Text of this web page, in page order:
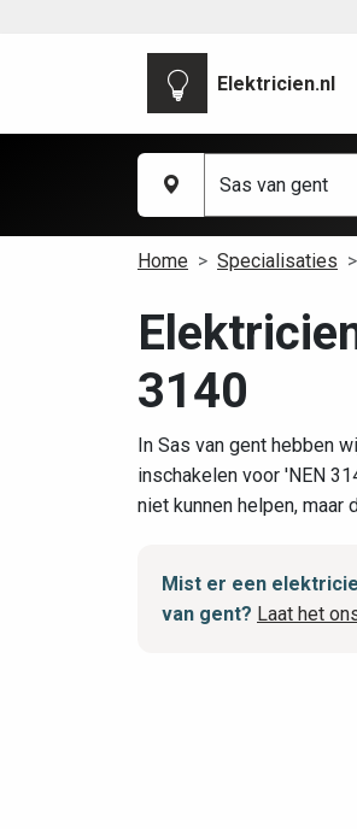
Elektricien.nl
Home Specialisaties
3140
In Sas van gent hebben
inschakelen voor 'NEN
niet kunnen helpen, maar
Mist er een
van gent? Laat het